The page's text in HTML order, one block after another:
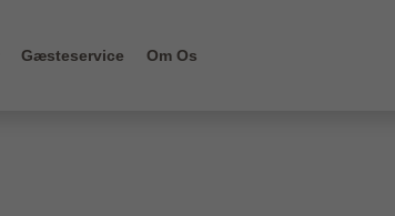
Gæsteservice Om Os